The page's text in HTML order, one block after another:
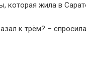
которая жила в
к трём? –